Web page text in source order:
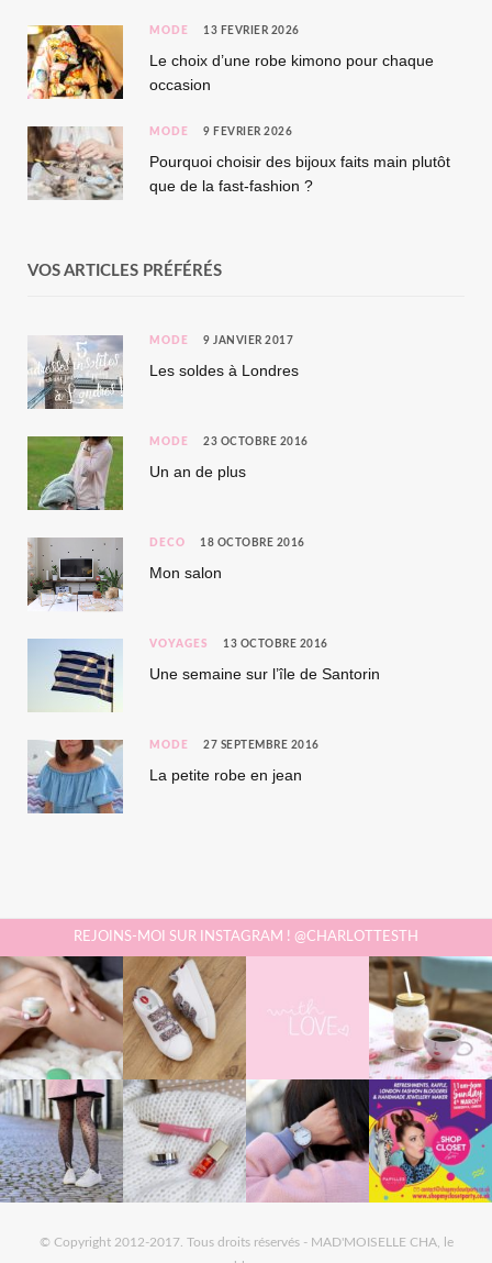
MODE 13 FÉVRIER 2026
Le choix d’une robe kimono pour chaque
occasion
MODE 9 FÉVRIER 2026
Pourquoi choisir des bijoux faits main plutôt
que de la fast-fashion ?
VOS ARTICLES PRÉFÉRÉS
MODE 9 JANVIER 2017
Les soldes à Londres
MODE 23 OCTOBRE 2016
Un an de plus
DÉCO 18 OCTOBRE 2016
Mon salon
VOYAGES 13 OCTOBRE 2016
Une semaine sur l’île de Santorin
MODE 27 SEPTEMBRE 2016
La petite robe en jean
REJOINS-MOI SUR INSTAGRAM ! @CHARLOTTESTH
© Copyright 2012-2017. Tous droits réservés - MAD'MOISELLE CHA, le